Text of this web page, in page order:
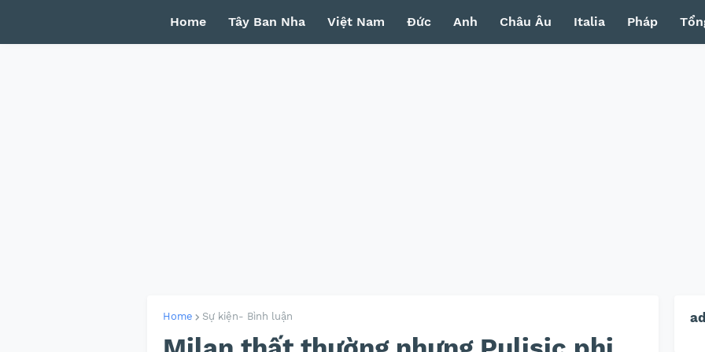
Home Tây Ban Nha Việt Nam Đức Anh Châu Âu Italia Pháp
Home Sự kiện- Bình luận